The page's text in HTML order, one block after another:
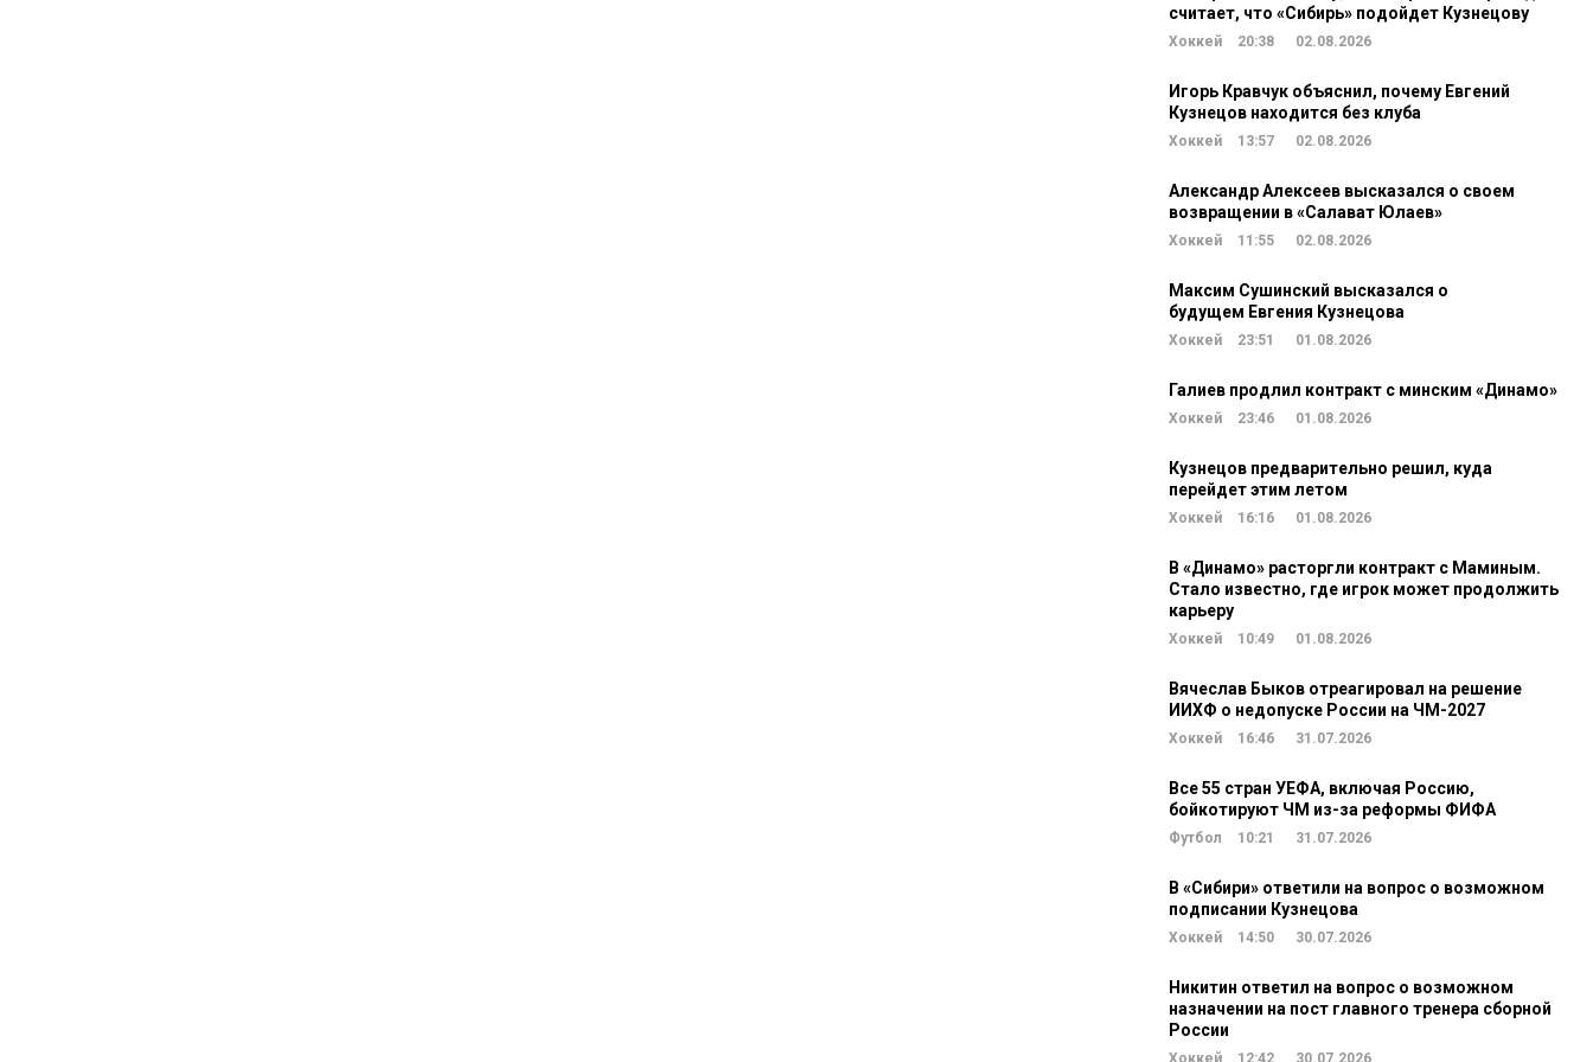
считает, что «Сибирь» подойдет Кузнецову
Хоккей 20:38 02.08.2026
Игорь Кравчук объяснил, почему Евгений
Кузнецов находится без клуба
Хоккей 13:57 02.08.2026
Александр Алексеев высказался о своем
возвращении в «Салават Юлаев»
Хоккей 11:55 02.08.2026
Максим Сушинский высказался о
будущем Евгения Кузнецова
Хоккей 23:51 01.08.2026
Галиев продлил контракт с минским «Динамо»
Хоккей 23:46 01.08.2026
Кузнецов предварительно решил, куда
перейдет этим летом
Хоккей 16:16 01.08.2026
В «Динамо» расторгли контракт с Маминым.
Стало известно, где игрок может продолжить
карьеру
Хоккей 10:49 01.08.2026
Вячеслав Быков отреагировал на решение
ИИХФ о недопуске России на ЧМ-2027
Хоккей 16:46 31.07.2026
Все 55 стран УЕФА, включая Россию,
бойкотируют ЧМ из-за реформы ФИФА
Футбол 10:21 31.07.2026
В «Сибири» ответили на вопрос о возможном
подписании Кузнецова
Хоккей 14:50 30.07.2026
Никитин ответил на вопрос о возможном
назначении на пост главного тренера сборной
России
Хоккей 12:42 30.07.2026